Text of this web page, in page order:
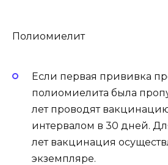
Полиомиелит
Если первая прививка
полиомиелита была
лет проводят
интервалом в 30 дней.
лет вакцинация
экземпляре.